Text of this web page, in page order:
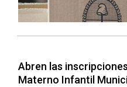
Abren las
Materno Infantil